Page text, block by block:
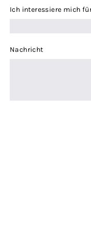
Ich interessiere mich
Nachricht